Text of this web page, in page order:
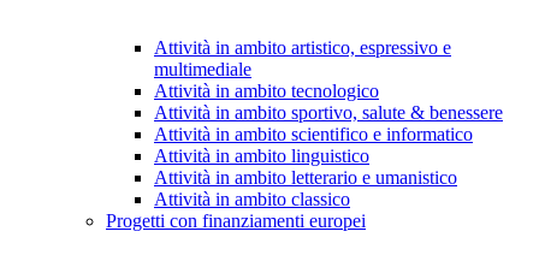
Attività in ambito artistico, espressivo e
multimediale
Attività in ambito tecnologico
Attività in ambito sportivo, salute & benessere
Attività in ambito scientifico e informatico
Attività in ambito linguistico
Attività in ambito letterario e umanistico
Attività in ambito classico
Progetti con finanziamenti europei